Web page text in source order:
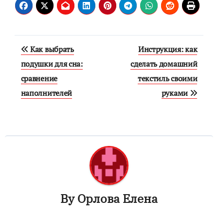
Навигация
по
записям
Как выбрать
подушки для сна:
сравнение
наполнителей
Инструкция: как
сделать домашний
текстиль своими
руками
ByОрлова Елена